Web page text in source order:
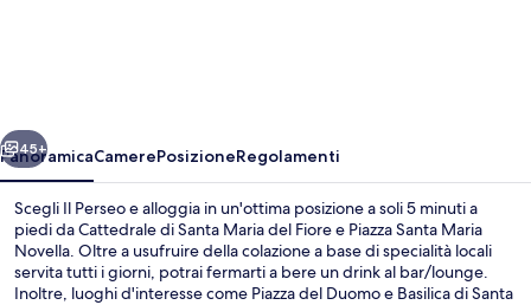
Avanti
45+
PanoramicaCamerePosizioneRegolamenti
Scegli Il Perseo e alloggia in un'ottima posizione a soli 5 minuti a
piedi da Cattedrale di Santa Maria del Fiore e Piazza Santa Maria
Novella. Oltre a usufruire della colazione a base di specialità locali
servita tutti i giorni, potrai fermarti a bere un drink al bar/lounge.
Inoltre, luoghi d'interesse come Piazza del Duomo e Basilica di Santa